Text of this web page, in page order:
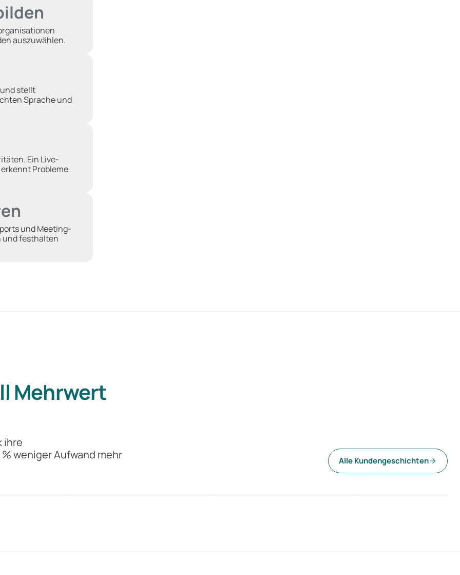
auszuwählen.
stellt
Sprache und
Ein Live-
Probleme
und Meeting-
und festhalten
Mehrwert
ihre
weniger Aufwand mehr
Alle Kundengeschichten
9 Mte. Weniger
durch frühzeitige